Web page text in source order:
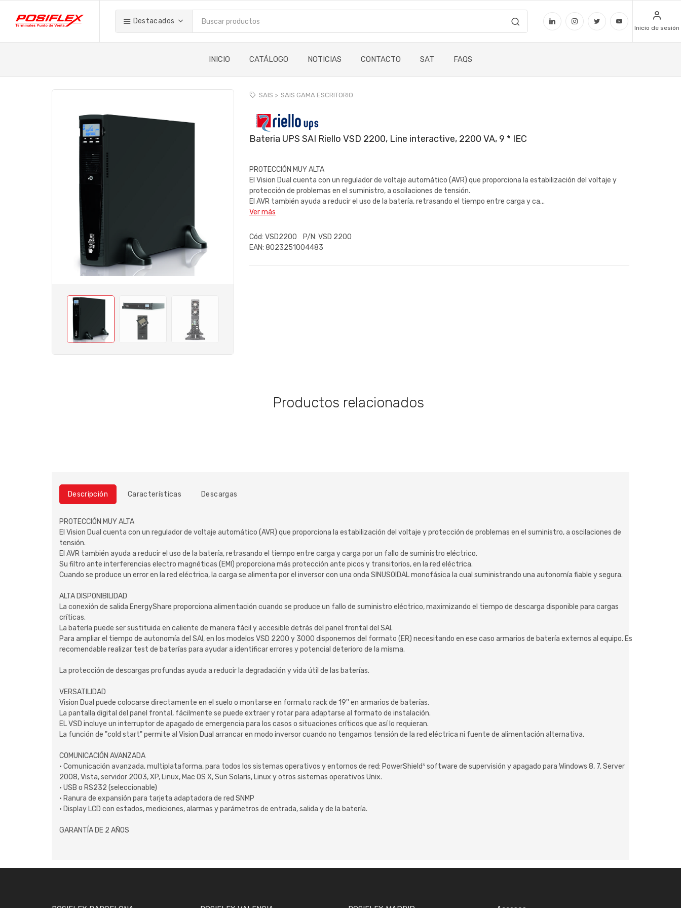
Destacados
Inicio de sesión
INICIO CATÁLOGO NOTICIAS CONTACTO SAT FAQS
SAIS > SAIS GAMA ESCRITORIO
Bateria UPS SAI Riello VSD 2200, Line interactive, 2200 VA, 9 * IEC
PROTECCIÓN MUY ALTA
El Vision Dual cuenta con un regulador de voltaje automático (AVR) que proporciona la estabilización del voltaje y
protección de problemas en el suministro, a oscilaciones de tensión.
El AVR también ayuda a reducir el uso de la batería, retrasando el tiempo entre carga y ca...
Ver más
Cód: VSD2200 P/N: VSD 2200
EAN: 8023251004483
Productos relacionados
Descripción Características Descargas
PROTECCIÓN MUY ALTA
El Vision Dual cuenta con un regulador de voltaje automático (AVR) que proporciona la estabilización del voltaje y protección de problemas en el suministro, a oscilaciones de
tensión.
El AVR también ayuda a reducir el uso de la batería, retrasando el tiempo entre carga y carga por un fallo de suministro eléctrico.
Su filtro ante interferencias electro magnéticas (EMI) proporciona más protección ante picos y transitorios, en la red eléctrica.
Cuando se produce un error en la red eléctrica, la carga se alimenta por el inversor con una onda SINUSOIDAL monofásica la cual suministrando una autonomía fiable y segura.
ALTA DISPONIBILIDAD
La conexión de salida EnergyShare proporciona alimentación cuando se produce un fallo de suministro eléctrico, maximizando el tiempo de descarga disponible para cargas
críticas.
La batería puede ser sustituida en caliente de manera fácil y accesible detrás del panel frontal del SAI.
Para ampliar el tiempo de autonomía del SAI, en los modelos VSD 2200 y 3000 disponemos del formato (ER) necesitando en ese caso armarios de batería externos al equipo. Es
recomendable realizar test de baterías para ayudar a identificar errores y potencial deterioro de la misma.
La protección de descargas profundas ayuda a reducir la degradación y vida útil de las baterías.
VERSATILIDAD
Vision Dual puede colocarse directamente en el suelo o montarse en formato rack de 19'' en armarios de baterías.
La pantalla digital del panel frontal, fácilmente se puede extraer y rotar para adaptarse al formato de instalación.
EL VSD incluye un interruptor de apagado de emergencia para los casos o situaciones críticos que así lo requieran.
La función de "cold start" permite al Vision Dual arrancar en modo inversor cuando no tengamos tensión de la red eléctrica ni fuente de alimentación alternativa.
COMUNICACIÓN AVANZADA
• Comunicación avanzada, multiplataforma, para todos los sistemas operativos y entornos de red: PowerShield³ software de supervisión y apagado para Windows 8, 7, Server
2008, Vista, servidor 2003, XP, Linux, Mac OS X, Sun Solaris, Linux y otros sistemas operativos Unix.
• USB o RS232 (seleccionable)
• Ranura de expansión para tarjeta adaptadora de red SNMP
• Display LCD con estados, mediciones, alarmas y parámetros de entrada, salida y de la batería.
GARANTÍA DE 2 AÑOS